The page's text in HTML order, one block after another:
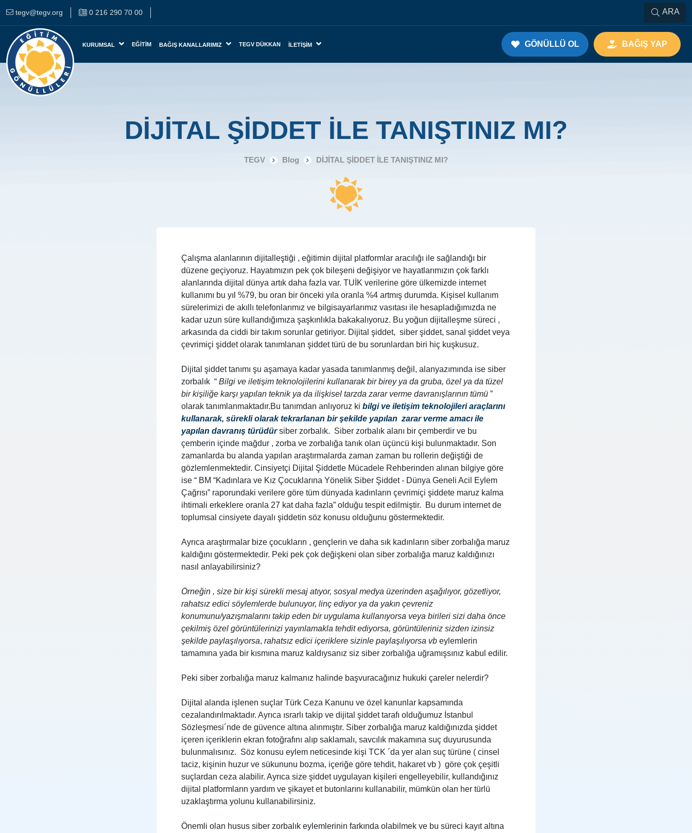
tegv@tegv.org 0 216 290 70 00 ARA
KURUMSAL EĞITIM BAĞIŞ KANALLARIMIZ TEGV DÜKKAN İLETIŞIM GÖNÜLLÜ OL BAĞIŞ YAP
DİJİTAL ŞİDDET İLE TANIŞTINIZ MI?
TEGV Blog DİJİTAL ŞİDDET İLE TANIŞTINIZ MI?
Çalışma alanlarının dijitalleştiği , eğitimin dijital platformlar aracılığı ile sağlandığı bir
düzene geçiyoruz. Hayatımızın pek çok bileşeni değişiyor ve hayatlarımızın çok farklı
alanlarında dijital dünya artık daha fazla var. TUİK verilerine göre ülkemizde internet
kullanımı bu yıl %79, bu oran bir önceki yıla oranla %4 artmış durumda. Kişisel kullanım
sürelerimizi de akıllı telefonlarımız ve bilgisayarlarımız vasıtası ile hesapladığımızda ne
kadar uzun süre kullandığımıza şaşkınlıkla bakakalıyoruz. Bu yoğun dijitalleşme süreci ,
arkasında da ciddi bir takım sorunlar getiriyor. Dijital şiddet, siber şiddet, sanal şiddet veya
çevrimiçi şiddet olarak tanımlanan şiddet türü de bu sorunlardan biri hiç kuşkusuz.
Dijital şiddet tanımı şu aşamaya kadar yasada tanımlanmış değil, alanyazımında ise siber
zorbalık “ Bilgi ve iletişim teknolojilerini kullanarak bir birey ya da gruba, özel ya da tüzel
bir kişiliğe karşı yapılan teknik ya da ilişkisel tarzda zarar verme davranışlarının tümü ”
olarak tanımlanmaktadır.Bu tanımdan anlıyoruz ki bilgi ve iletişim teknolojileri araçlarını
kullanarak, sürekli olarak tekrarlanan bir şekilde yapılan zarar verme amacı ile
yapılan davranış türüdürsiber zorbalık. Siber zorbalık alanı bir çemberdir ve bu
çemberin içinde mağdur , zorba ve zorbalığa tanık olan üçüncü kişi bulunmaktadır. Son
zamanlarda bu alanda yapılan araştırmalarda zaman zaman bu rollerin değiştiği de
gözlemlenmektedir. Cinsiyetçi Dijital Şiddetle Mücadele Rehberinden alınan bilgiye göre
ise “ BM “Kadınlara ve Kız Çocuklarına Yönelik Siber Şiddet - Dünya Geneli Acil Eylem
Çağrısı” raporundaki verilere göre tüm dünyada kadınların çevrimiçi şiddete maruz kalma
ihtimali erkeklere oranla 27 kat daha fazla” olduğu tespit edilmiştir. Bu durum internet de
toplumsal cinsiyete dayalı şiddetin söz konusu olduğunu göstermektedir.
Ayrıca araştırmalar bize çocukların , gençlerin ve daha sık kadınların siber zorbalığa maruz
kaldığını göstermektedir. Peki pek çok değişkeni olan siber zorbalığa maruz kaldığınızı
nasıl anlayabilirsiniz?
Örneğin , size bir kişi sürekli mesaj atıyor, sosyal medya üzerinden aşağılıyor, gözetliyor,
rahatsız edici söylemlerde bulunuyor, linç ediyor ya da yakın çevreniz
konumunu/yazışmalarını takip eden bir uygulama kullanıyorsa veya birileri sizi daha önce
çekilmiş özel görüntülerinizi yayınlamakla tehdit ediyorsa, görüntüleriniz sizden izinsiz
şekilde paylaşılıyorsa, rahatsız edici içeriklere sizinle paylaşılıyorsa vb eylemlerin
tamamına yada bir kısmına maruz kaldıysanız siz siber zorbalığa uğramışsınız kabul edilir.
Peki siber zorbalığa maruz kalmanız halinde başvuracağınız hukuki çareler nelerdir?
Dijital alanda işlenen suçlar Türk Ceza Kanunu ve özel kanunlar kapsamında
cezalandırılmaktadır. Ayrıca ısrarlı takip ve dijital şiddet tarafı olduğumuz İstanbul
Sözleşmesi´nde de güvence altına alınmıştır. Siber zorbalığa maruz kaldığınızda şiddet
içeren içeriklerin ekran fotoğrafını alıp saklamalı, savcılık makamına suç duyurusunda
bulunmalısınız. Söz konusu eylem neticesinde kişi TCK ´da yer alan suç türüne ( cinsel
taciz, kişinin huzur ve sükununu bozma, içeriğe göre tehdit, hakaret vb ) göre çok çeşitli
suçlardan ceza alabilir. Ayrıca size şiddet uygulayan kişileri engelleyebilir, kullandığınız
dijital platformların yardım ve şikayet et butonlarını kullanabilir, mümkün olan her türlü
uzaklaştırma yolunu kullanabilirsiniz.
Önemli olan husus siber zorbalık eylemlerinin farkında olabilmek ve bu süreci kayıt altına